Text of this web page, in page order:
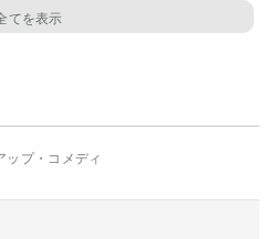
ップ・コメディ